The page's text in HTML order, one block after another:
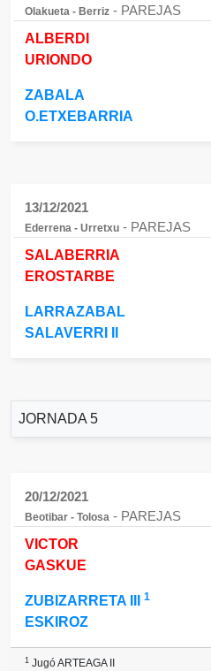
Olakueta - Berriz - PAREJAS
ALBERDI
URIONDO
ZABALA
O.ETXEBARRIA
13/12/2021
Ederrena - Urretxu - PAREJAS
SALABERRIA
EROSTARBE
LARRAZABAL
SALAVERRI II
JORNADA 5
20/12/2021
Beotibar - Tolosa - PAREJAS
VICTOR
GASKUE
ZUBIZARRETA III 1
ESKIROZ
1 Jugó ARTEAGA II